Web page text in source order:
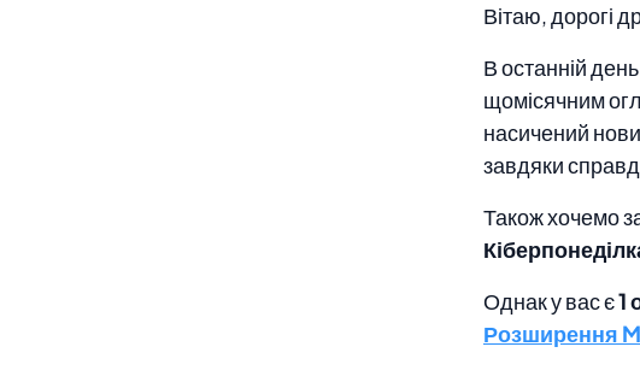
Вітаю, дорогі
В останній
щомісячним
насичений
завдяки
Також хочемо
Однак у вас є1
Розширення